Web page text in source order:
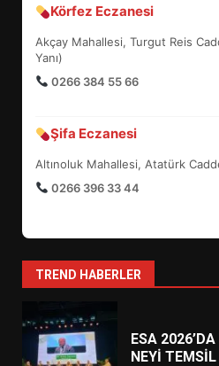
Körfez Eczanesi
Akçay Mahallesi, Turgut Reis
Yanı)
0266 384 55 66
Şifa Eczanesi
Altınoluk Mahallesi, Atatürk
0266 396 33 44
TREND HABERLER
6
TURNUVASI
7
YENİ
ŞEKİLLENDİ?
1
HAREKETE
ESA
NEYİ